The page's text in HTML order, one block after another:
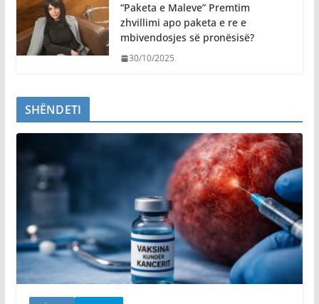
“Paketa e Maleve” Premtim
zhvillimi apo paketa e re e
mbivendosjes së pronësisë?
30/10/2025
SHËNDETI